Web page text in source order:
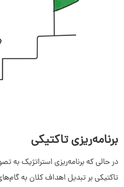
برنامه‌ریزی تاکتیکی
در حالی که برنامه‌ریزی استراتژیک به
تاکتیکی بر تبدیل اهداف کلان به